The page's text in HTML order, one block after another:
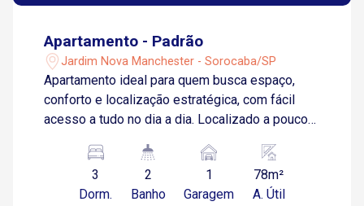
Apartamento - Padrão
Jardim Nova Manchester - Sorocaba/SP
Apartamento ideal para quem busca espaço,
conforto e localização estratégica, com fácil
acesso a tudo no dia a dia. Localizado a poucos
próximo à Faculdade Anhanguera, ao
Supermercado Confiança, farmácias, academias
e diversos comércios. Sobre o apartamento: 78
3
Dorm.
2
Banho
1
Garagem
78m²
A. Útil